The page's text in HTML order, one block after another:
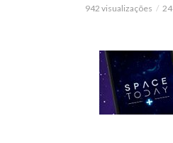
942 visualizações